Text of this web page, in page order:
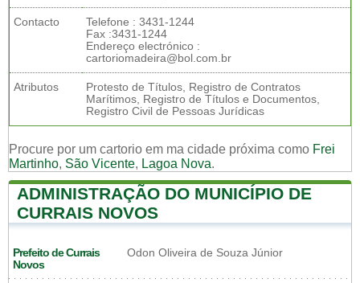
Contacto
Telefone : 3431-1244
Fax :3431-1244
Endereço electrónico :
cartoriomadeira@bol.com.br
Atributos
Protesto de Títulos, Registro de Contratos
Marítimos, Registro de Títulos e Documentos,
Registro Civil de Pessoas Jurídicas
Procure por um cartorio em ma cidade próxima como Frei
Martinho, São Vicente, Lagoa Nova.
ADMINISTRAÇÃO DO MUNICÍPIO DE
CURRAIS NOVOS
Prefeito de Currais
Novos
Odon Oliveira de Souza Júnior